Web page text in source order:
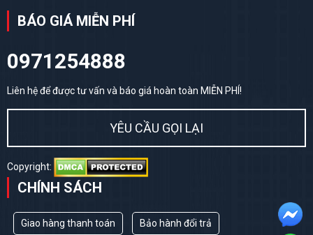
BÁO GIÁ MIỄN PHÍ
0971254888
Liên hệ để được tư vấn và báo giá hoàn toàn MIỄN PHÍ!
YÊU CẦU GỌI LẠI
Copyright:
CHÍNH SÁCH
Giao hàng thanh toán Bảo hành đổi trả